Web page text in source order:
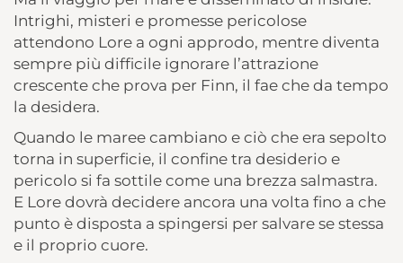
Intrighi, misteri e promesse pericolose
attendono Lore a ogni approdo, mentre diventa
sempre più difficile ignorare l’attrazione
crescente che prova per Finn, il fae che da tempo
la desidera.
Quando le maree cambiano e ciò che era sepolto
torna in superficie, il confine tra desiderio e
pericolo si fa sottile come una brezza salmastra.
E Lore dovrà decidere ancora una volta fino a che
punto è disposta a spingersi per salvare se stessa
e il proprio cuore.